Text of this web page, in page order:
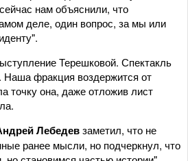
нам объяснили, что
деле, один вопрос, за мы или
Терешковой. Спектакль
Наша фракция воздержится от
точку она, даже отложив лист
Лебедевзаметил, что не
ранее мысли, но подчеркнул, что